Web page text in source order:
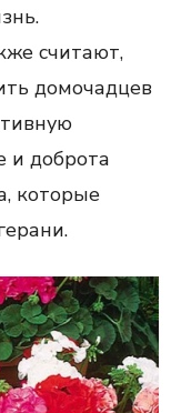
считают,
домочадцев
и доброта
которые